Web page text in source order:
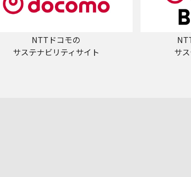
NTTドコモの
サステナビリティサイト
サ